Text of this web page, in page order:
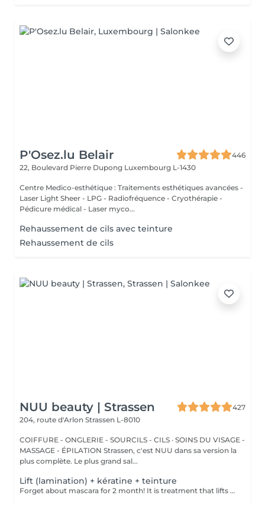
P'Osez.lu Belair
446
22, Boulevard Pierre Dupong Luxembourg L-1430
Centre Medico-esthétique : Traitements esthétiques avancées -
Laser Light Sheer - LPG - Radiofréquence - Cryothérapie -
Pédicure médical - Laser myco...
Rehaussement de cils avec teinture
Rehaussement de cils
NUU beauty | Strassen
427
204, route d'Arlon Strassen L-8010
COIFFURE - ONGLERIE - SOURCILS - CILS · SOINS DU VISAGE -
MASSAGE - ÉPILATION Strassen, c'est NUU dans sa version la
plus complète. Le plus grand sal...
Lift (lamination) + kératine + teinture
Forget about mascara for 2 month! It is treatment that lifts and curls your natural lashes to make them look longer and give them an attractive shape that will open up your eyes. How is lash lamination done? - lashes are washed - eye pad is placed - silicone rods are placed - perming solution is applied - lifting solution is left on the lashes for approximately 15 min - noutralizing solution is applied to reform the disulfide lashes bonds - henna or paint is applied - keratin (serum is applied to keep the lashes hydrated and healthy) - silicone rods are removed Age restrictions: recommended to do from 14 years. Post procedure recommendations: do not wash eyelashes 24 hours after the procedure. Frequency: once in 8 weeks.